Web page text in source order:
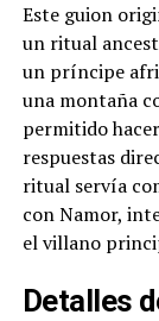
Este guion
un ritual
un príncipe
una montaña
permitido
respuestas
ritual servía
con Namor,
el villano
Detalles